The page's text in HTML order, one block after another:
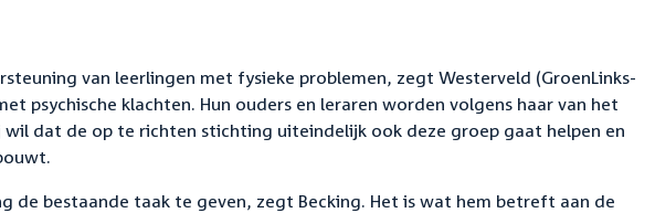
van leerlingen met fysieke problemen, zegt Westerveld (GroenLinks-
psychische klachten. Hun ouders en leraren worden volgens haar van het
wil dat de op te richten stichting uiteindelijk ook deze groep gaat helpen en
de bestaande taak te geven, zegt Becking. Het is wat hem betreft aan de